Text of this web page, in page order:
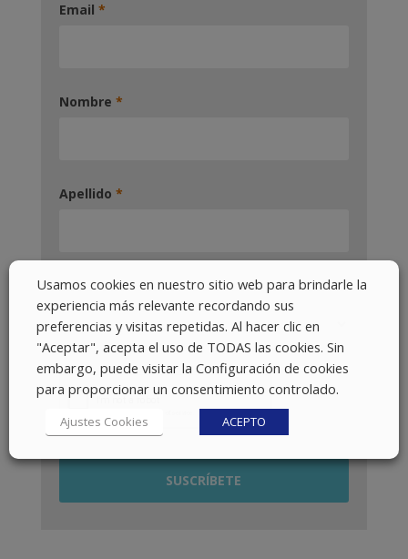
Email *
Nombre *
Apellido *
Pais *
Usamos cookies en nuestro sitio web para brindarle la
experiencia más relevante recordando sus
preferencias y visitas repetidas. Al hacer clic en
"Aceptar", acepta el uso de TODAS las cookies. Sin
embargo, puede visitar la Configuración de cookies
para proporcionar un consentimiento controlado.
Ajustes Cookies ACEPTO